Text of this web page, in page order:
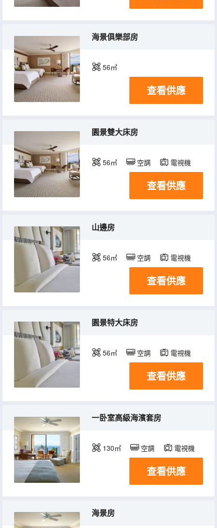
海景俱樂部房
56㎡
查看供應
園景雙大床房
56㎡ 空調 電視機
查看供應
山邊房
56㎡ 空調 電視機
查看供應
園景特大床房
56㎡ 空調 電視機
查看供應
一卧室高級海濱套房
130㎡ 空調 電視機
查看供應
海景房